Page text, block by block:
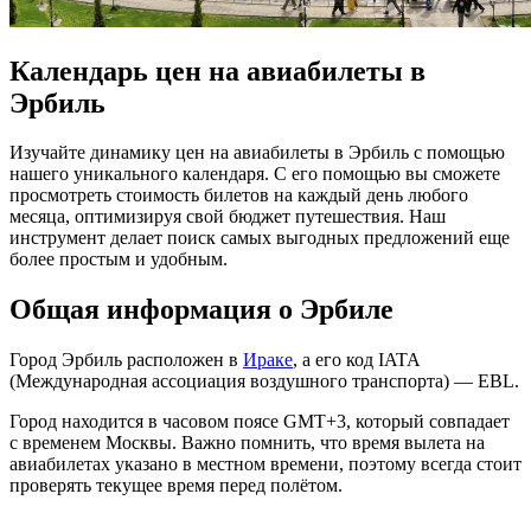
Календарь цен на авиабилеты в
Эрбиль
Изучайте динамику цен на авиабилеты в Эрбиль с помощью
нашего уникального календаря. С его помощью вы сможете
просмотреть стоимость билетов на каждый день любого
месяца, оптимизируя свой бюджет путешествия. Наш
инструмент делает поиск самых выгодных предложений еще
более простым и удобным.
Общая информация о Эрбиле
Город Эрбиль расположен в Ираке, а его код IATA
(Международная ассоциация воздушного транспорта) — EBL.
Город находится в часовом поясе GMT+3, который совпадает
с временем Москвы. Важно помнить, что время вылета на
авиабилетах указано в местном времени, поэтому всегда стоит
проверять текущее время перед полётом.